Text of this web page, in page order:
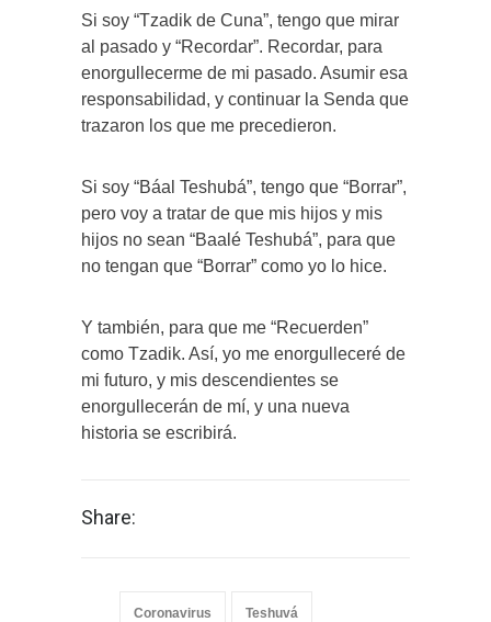
Si soy “Tzadik de Cuna”, tengo que mirar
al pasado y “Recordar”. Recordar, para
enorgullecerme de mi pasado. Asumir esa
responsabilidad, y continuar la Senda que
trazaron los que me precedieron.
Si soy “Báal Teshubá”, tengo que “Borrar”,
pero voy a tratar de que mis hijos y mis
hijos no sean “Baalé Teshubá”, para que
no tengan que “Borrar” como yo lo hice.
Y también, para que me “Recuerden”
como Tzadik. Así, yo me enorgulleceré de
mi futuro, y mis descendientes se
enorgullecerán de mí, y una nueva
historia se escribirá.
Share:
Coronavirus Teshuvá